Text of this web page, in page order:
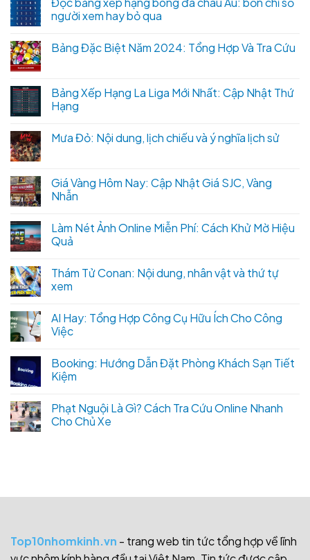
người xem hay bỏ qua
Bảng Đặc Biệt Năm 2024: Tổng Hợp Và Tra Cứu
Bảng Xếp Hạng La Liga Mới Nhất: Cập Nhật Thứ
Hạng
Mưa Đỏ: Nội dung, lịch chiếu và ý nghĩa lịch sử
Giá Vàng Hôm Nay: Cập Nhật Giá SJC, Vàng
Nhẫn
Làm Nét Ảnh Online Miễn Phí: Cách Khử Mờ Hiệu
Quả
Thám Tử Conan: Nội dung, nhân vật và thứ tự
xem
AI Hay: Tổng Hợp Công Cụ Hữu Ích Cho Công
Việc
Booking: Hướng Dẫn Đặt Phòng Khách Sạn Tiết
Kiệm
Phạt Nguội Là Gì? Cách Tra Cứu Online Nhanh
Cho Chủ Xe
Top10nhomkinh.vn - trang web tin tức tổng hợp về lĩnh